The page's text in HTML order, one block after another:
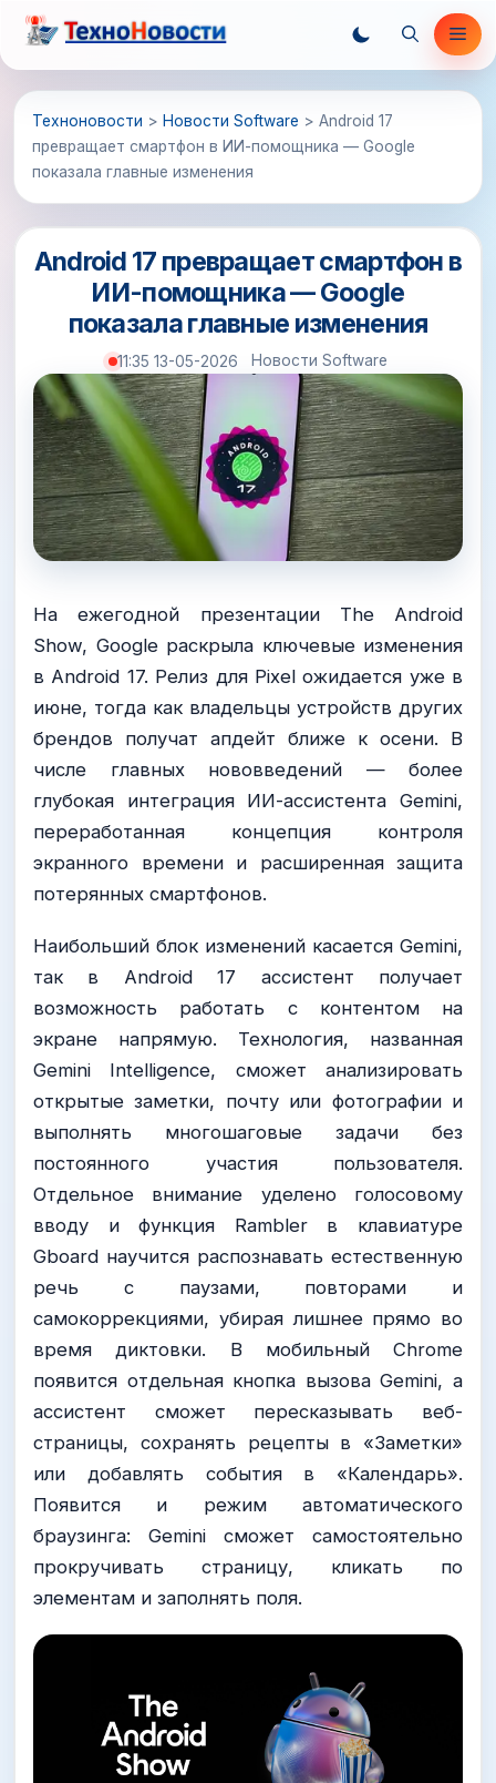
Перейти
содержимому
Техноновости > Новости Software > Android 17
превращает смартфон в ИИ-помощника — Google
показала главные изменения
Android 17 превращает смартфон в
ИИ-помощника — Google
показала главные изменения
11:35 13-05-2026 Новости Software
На ежегодной презентации The Android
Show, Google раскрыла ключевые изменения
в Android 17. Релиз для Pixel ожидается уже в
июне, тогда как владельцы устройств других
брендов получат апдейт ближе к осени. В
числе главных нововведений — более
глубокая интеграция ИИ-ассистента Gemini,
переработанная концепция контроля
экранного времени и расширенная защита
потерянных смартфонов.
Наибольший блок изменений касается Gemini,
так в Android 17 ассистент получает
возможность работать с контентом на
экране напрямую. Технология, названная
Gemini Intelligence, сможет анализировать
открытые заметки, почту или фотографии и
выполнять многошаговые задачи без
постоянного участия пользователя.
Отдельное внимание уделено голосовому
вводу и функция Rambler в клавиатуре
Gboard научится распознавать естественную
речь с паузами, повторами и
самокоррекциями, убирая лишнее прямо во
время диктовки. В мобильный Chrome
появится отдельная кнопка вызова Gemini, а
ассистент сможет пересказывать веб-
страницы, сохранять рецепты в «Заметки»
или добавлять события в «Календарь».
Появится и режим автоматического
браузинга: Gemini сможет самостоятельно
прокручивать страницу, кликать по
элементам и заполнять поля.